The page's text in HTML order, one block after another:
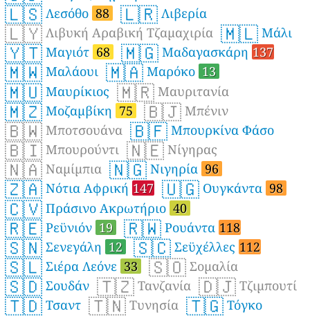
🇱🇸 Λεσόθο 88 🇱🇷 Λιβερία
🇱🇾 Λιβυκή Αραβική Τζαμαχιρία 🇲🇱 Μάλι
🇾🇹 Μαγιότ 68 🇲🇬 Μαδαγασκάρη 137
🇲🇼 Μαλάουι 🇲🇦 Μαρόκο 13
🇲🇺 Μαυρίκιος 🇲🇷 Μαυριτανία
🇲🇿 Μοζαμβίκη 75 🇧🇯 Μπένιν
🇧🇼 Μποτσουάνα 🇧🇫 Μπουρκίνα Φάσο
🇧🇮 Μπουρούντι 🇳🇪 Νίγηρας
🇳🇦 Ναμίμπια 🇳🇬 Νιγηρία 96
🇿🇦 Νότια Αφρική 147 🇺🇬 Ουγκάντα 98
🇨🇻 Πράσινο Ακρωτήριο 40
🇷🇪 Ρεϋνιόν 19 🇷🇼 Ρουάντα 118
🇸🇳 Σενεγάλη 12 🇸🇨 Σεϋχέλλες 112
🇸🇱 Σιέρα Λεόνε 33 🇸🇴 Σομαλία
🇸🇩 Σουδάν 🇹🇿 Τανζανία 🇩🇯 Τζιμπουτί
🇹🇩 Τσαντ 🇹🇳 Τυνησία 🇹🇬 Τόγκο